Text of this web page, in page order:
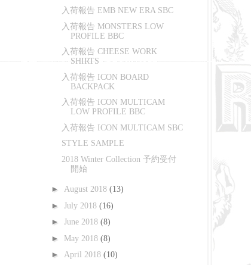
入荷報告 EMB NEW ERA SBC
入荷報告 MONSTERS LOW
PROFILE BBC
入荷報告 CHEESE WORK
SHIRTS
入荷報告 ICON BOARD
BACKPACK
入荷報告 ICON MULTICAM
LOW PROFILE BBC
入荷報告 ICON MULTICAM SBC
STYLE SAMPLE
2018 Winter Collection 予約受付
開始
► August 2018 (13)
► July 2018 (16)
► June 2018 (8)
► May 2018 (8)
► April 2018 (10)